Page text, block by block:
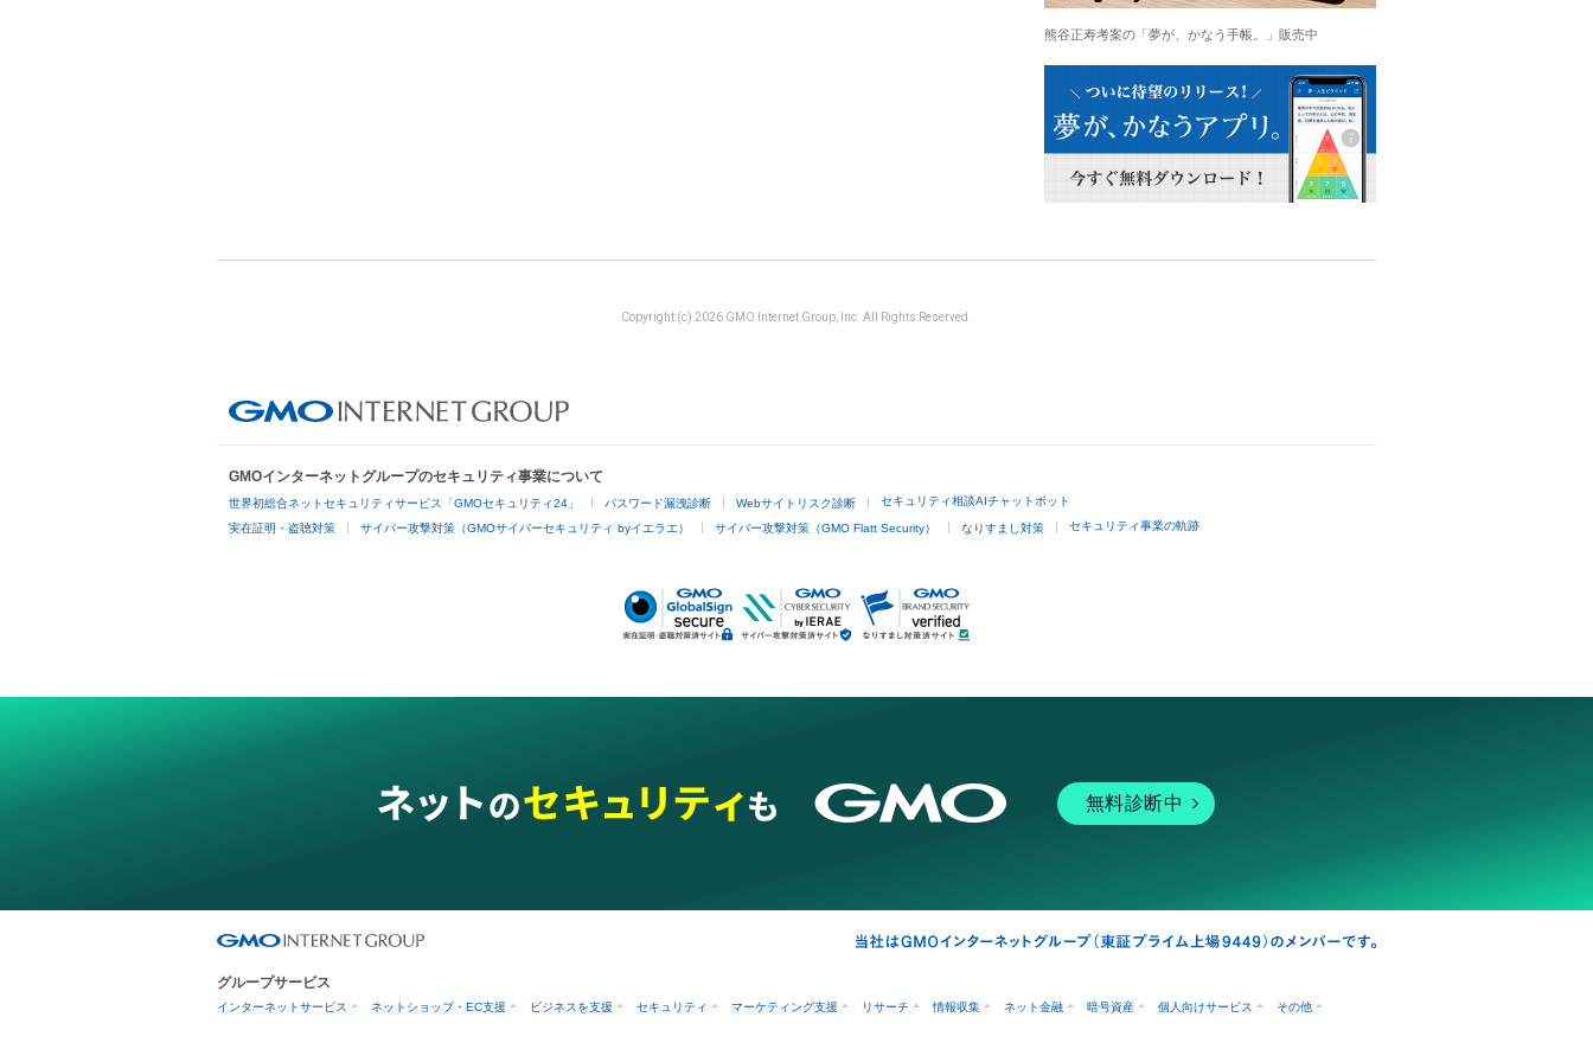
熊谷正寿考案の「夢が、かなう手帳。」販売中
Copyright (c) 2026 GMO Internet Group, Inc. All Rights Reserved.
GMOインターネットグループのセキュリティ事業について
世界初総合ネットセキュリティサービス「GMOセキュリティ24」 パスワード漏洩診断 Webサイトリスク診断 セキュリティ相談AIチャットボット
実在証明・盗聴対策 サイバー攻撃対策（GMOサイバーセキュリティ byイエラエ） サイバー攻撃対策（GMO Flatt Security） なりすまし対策 セキュリティ事業の軌跡
無料診断中
グループサービス
インターネットサービス ネットショップ・EC支援 ビジネスを支援 セキュリティ マーケティング支援 リサーチ 情報収集 ネット金融 暗号資産 個人向けサービス その他